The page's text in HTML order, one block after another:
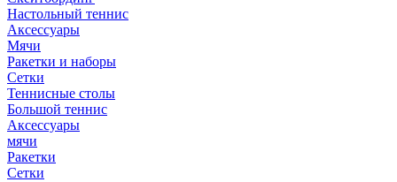
Настольный теннис
Аксессуары
Мячи
Ракетки и наборы
Сетки
Теннисные столы
Большой теннис
Аксессуары
мячи
Ракетки
Сетки